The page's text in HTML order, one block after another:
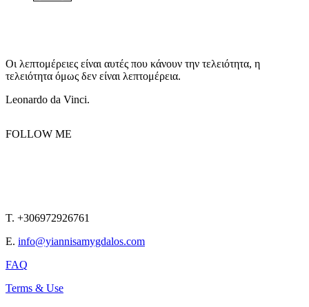
Οι λεπτομέρειες είναι αυτές που κάνουν την τελειότητα, η
τελειότητα όμως δεν είναι λεπτομέρεια.
Leonardo da Vinci.
FOLLOW ME
T. +306972926761
E. info@yiannisamygdalos.com
FAQ
Terms & Use